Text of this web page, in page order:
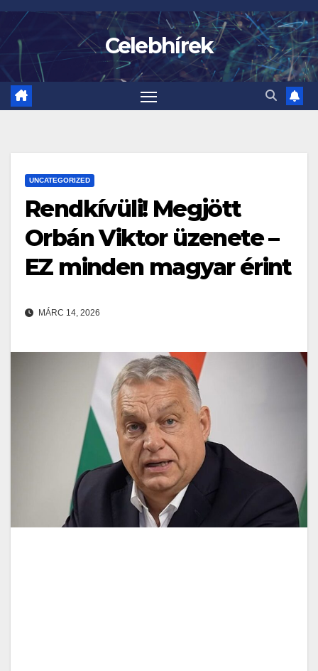
Skip
content
Celebhírek
UNCATEGORIZED
Rendkívüli! Megjött
Orbán Viktor üzenete –
EZ minden magyar érint
MÁRC 14, 2026